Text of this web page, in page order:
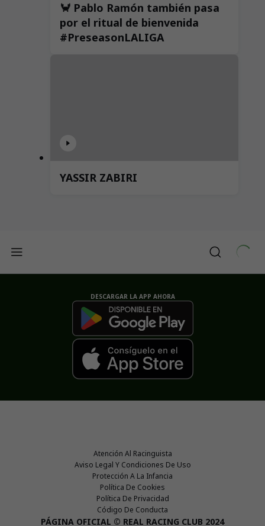
🦀 Pablo Ramón también pasa
por el ritual de bienvenida
#PreseasonLALIGA
YASSIR ZABIRI
DESCARGAR LA APP AHORA
Atención Al Racinguista
Aviso Legal Y Condiciones De Uso
Protección A La Infancia
Política De Cookies
Política De Privacidad
Código De Conducta
PÁGINA OFICIAL © REAL RACING CLUB 2024